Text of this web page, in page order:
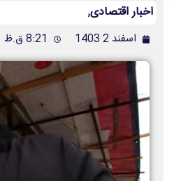
اخبار اقتصادی,
اسفند 2 1403 8:21 ق.ظ